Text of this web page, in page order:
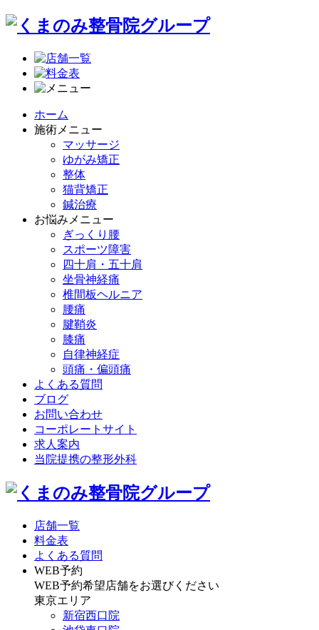
ホーム
施術メニュー
マッサージ
ゆがみ矯正
整体
猫背矯正
鍼治療
お悩みメニュー
ぎっくり腰
スポーツ障害
四十肩・五十肩
坐骨神経痛
椎間板ヘルニア
腰痛
腱鞘炎
膝痛
自律神経症
頭痛・偏頭痛
よくある質問
ブログ
お問い合わせ
コーポレートサイト
求人案内
当院提携の整形外科
店舗一覧
料金表
よくある質問
WEB予約
WEB予約希望店舗をお選びください
東京エリア
新宿西口院